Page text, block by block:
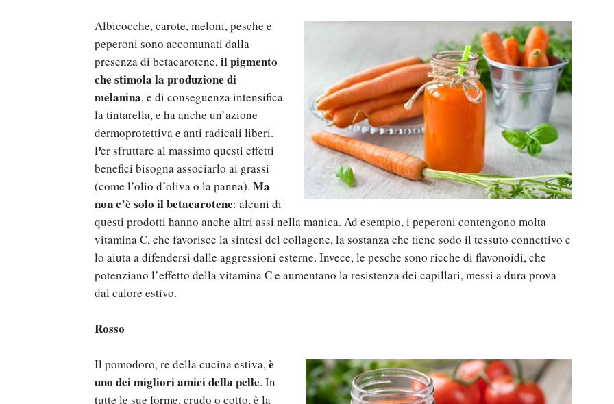
Albicocche, carote, meloni, pesche e
peperoni sono accomunati dalla
presenza di betacarotene,il pigmento
che stimola la produzione di
melanina, e di conseguenza intensifica
la tintarella, e ha anche un’azione
dermoprotettiva e anti radicali liberi.
Per sfruttare al massimo questi effetti
benefici bisogna associarlo ai grassi
(come l’olio d’oliva o la panna). Ma
non c’è solo il betacarotene: alcuni di
questi prodotti hanno anche altri assi nella manica. Ad esempio, i peperoni contengono molta
vitamina C, che favorisce la sintesi del collagene, la sostanza che tiene sodo il tessuto connettivo e
lo aiuta a difendersi dalle aggressioni esterne. Invece, le pesche sono ricche di flavonoidi, che
potenziano l’effetto della vitamina C e aumentano la resistenza dei capillari, messi a dura prova
dal calore estivo.
Rosso
Il pomodoro, re della cucina estiva,è
uno dei migliori amici della pelle. In
tutte le sue forme, crudo o cotto, è la